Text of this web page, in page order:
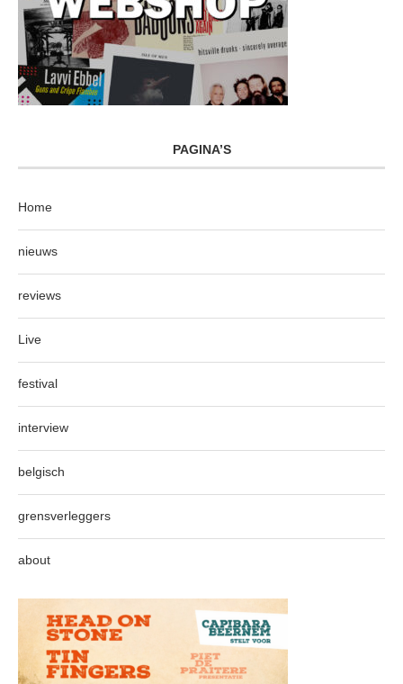
PAGINA’S
Home
nieuws
reviews
Live
festival
interview
belgisch
grensverleggers
about